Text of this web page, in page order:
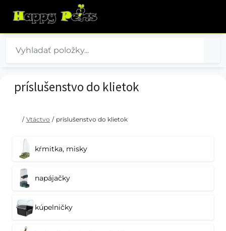
príslušenstvo do klietok
/ Vtáctvo / príslušenstvo do klietok
kŕmitka, misky
napájačky
kúpelničky